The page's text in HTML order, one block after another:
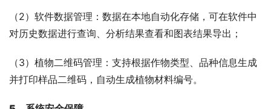
（2）软件数据管理：数据在本地自动化存储，可在软件中
对历史数据进行查询、分析结果查看和图表结果导出；
（3）植物二维码管理：支持根据作物类型、品种信息生成
并打印样品二维码，自动生成植物材料编号。